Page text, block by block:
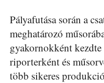
Pályafutása során a
meghatározó
gyakornokként
riporterként és
több sikeres